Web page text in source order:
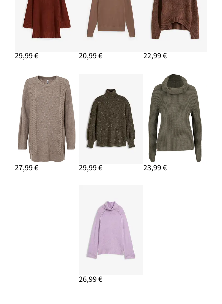
29,99 € 20,99 € 22,99 €
27,99 € 29,99 € 23,99 €
26,99 €